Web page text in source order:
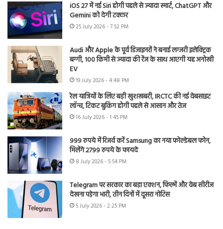
iOS 27 में नई Siri होगी पहले से ज्यादा स्मार्ट, ChatGPT और
Gemini को देगी टक्कर
25 July 2026 - 7:52 PM
Audi और Apple के पूर्व डिजाइनरों ने बनाई लग्जरी इलेक्ट्रिक
बग्गी, 100 किमी से ज्यादा की रेंज के साथ आएगी यह अनोखी
EV
19 July 2026 - 4:48 PM
रेल यात्रियों के लिए बड़ी खुशखबरी, IRCTC की नई वेबसाइट
लॉन्च, टिकट बुकिंग होगी पहले से आसान और तेज
16 July 2026 - 1:45 PM
999 रुपये में रिजर्व करें Samsung का नया फोल्डेबल फोन,
मिलेंगे 2799 रुपये के फायदे
8 July 2026 - 5:54 PM
Telegram पर सरकार का बड़ा एक्शन, फिल्में और वेब सीरीज
देखना पड़ेगा भारी, तीन दिनों में दूसरा नोटिस
5 July 2026 - 2:25 PM